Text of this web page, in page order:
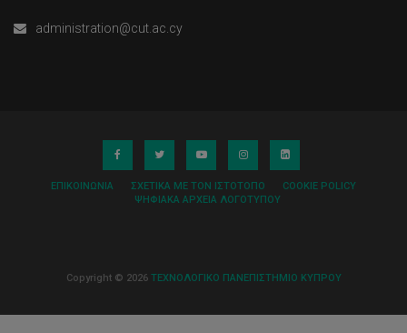
administration@cut.ac.cy
ΕΠΙΚΟΙΝΩΝΊΑ ΣΧΕΤΙΚΆ ΜΕ ΤΟΝ ΙΣΤΌΤΟΠΟ
COOKIE POLICY
ΨΗΦΙΑΚΆ ΑΡΧΕΊΑ ΛΟΓΌΤΥΠΟΥ
Copyright © 2026 ΤΕΧΝΟΛΟΓΙΚΟ ΠΑΝΕΠΙΣΤΗΜΙΟ ΚΥΠΡΟΥ